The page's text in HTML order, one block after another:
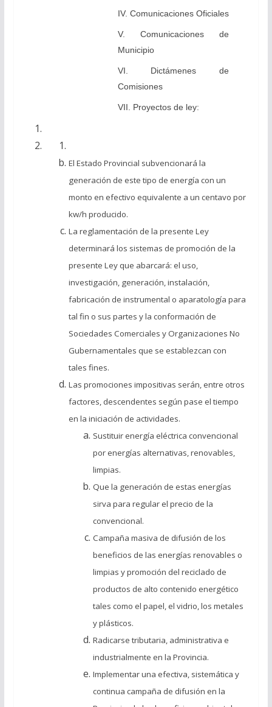
IV. Comunicaciones Oficiales
V. Comunicaciones de
Municipio
VI. Dictámenes de
Comisiones
VII. Proyectos de ley:
El Estado Provincial subvencionará la
generación de este tipo de energía con un
monto en efectivo equivalente a un centavo por
kw/h producido.
La reglamentación de la presente Ley
determinará los sistemas de promoción de la
presente Ley que abarcará: el uso,
investigación, generación, instalación,
fabricación de instrumental o aparatología para
tal fin o sus partes y la conformación de
Sociedades Comerciales y Organizaciones No
Gubernamentales que se establezcan con
tales fines.
Las promociones impositivas serán, entre otros
factores, descendentes según pase el tiempo
en la iniciación de actividades.
Sustituir energía eléctrica convencional
por energías alternativas, renovables,
limpias.
Que la generación de estas energías
sirva para regular el precio de la
convencional.
Campaña masiva de difusión de los
beneficios de las energías renovables o
limpias y promoción del reciclado de
productos de alto contenido energético
tales como el papel, el vidrio, los metales
y plásticos.
Radicarse tributaria, administrativa e
industrialmente en la Provincia.
Implementar una efectiva, sistemática y
continua campaña de difusión en la